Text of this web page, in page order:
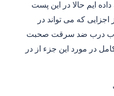
ایم حالا در این پست
که می تواند در
درب ضد سرقت صحبت
در مورد این جزء از در